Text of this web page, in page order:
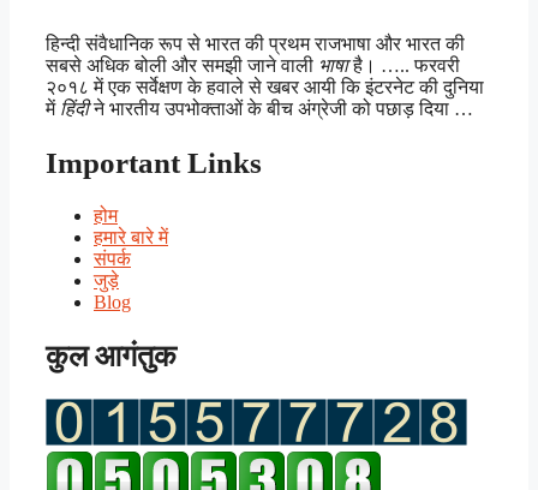
हिन्दी संवैधानिक रूप से भारत की प्रथम राजभाषा और भारत की
सबसे अधिक बोली और समझी जाने वाली भाषाहै। ….. फरवरी
२०१८ में एक सर्वेक्षण के हवाले से खबर आयी कि इंटरनेट की दुनिया
में हिंदीने भारतीय उपभोक्ताओं के बीच अंग्रेजी को पछाड़ दिया …
Important Links
होम
हमारे बारे में
संपर्क
जुड़े
Blog
कुल आगंतुक